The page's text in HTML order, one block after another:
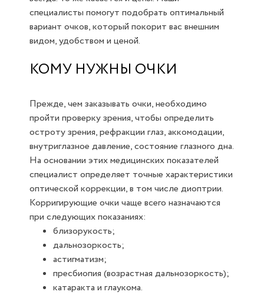
специалисты помогут подобрать оптимальный
вариант очков, который покорит вас внешним
видом, удобством и ценой.
КОМУ НУЖНЫ ОЧКИ
Прежде, чем заказывать очки, необходимо
пройти проверку зрения, чтобы определить
остроту зрения, рефракции глаз, аккомодации,
внутриглазное давление, состояние глазного дна.
На основании этих медицинских показателей
специалист определяет точные характеристики
оптической коррекции, в том числе диоптрии.
Корригирующие очки чаще всего назначаются
при следующих показаниях:
близорукость;
дальнозоркость;
астигматизм;
пресбиопия (возрастная дальнозоркость);
катаракта и глаукома.